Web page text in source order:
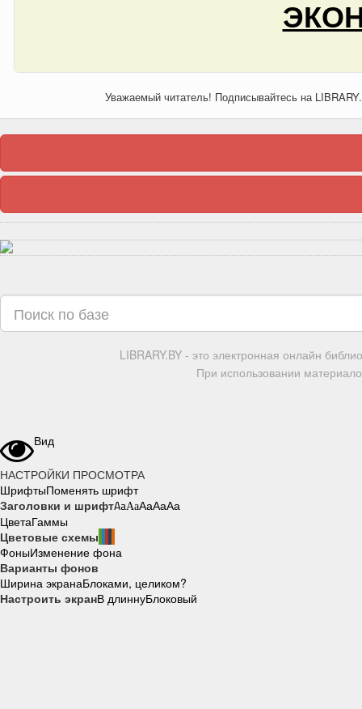
Уважаемый читатель! Подписывайтесь на
LIBRARY.BY - это электронная онлайн
При использовании
Вид
НАСТРОЙКИ ПРОСМОТРА
ШрифтыПоменять шрифт
Заголовки и шрифтAaAaAaAaAa
ЦветаГаммы
Цветовые схемы
ФоныИзменение фона
Варианты фонов
Ширина экранаБлоками, целиком?
Настроить экранВ длиннуБлоковый